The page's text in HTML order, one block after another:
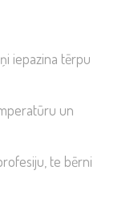
iepazina tērpu
un
te bērni